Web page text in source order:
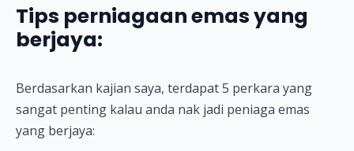
Tips perniagaan emas yang
berjaya:
Berdasarkan kajian saya, terdapat 5 perkara yang
sangat penting kalau anda nak jadi peniaga emas
yang berjaya: